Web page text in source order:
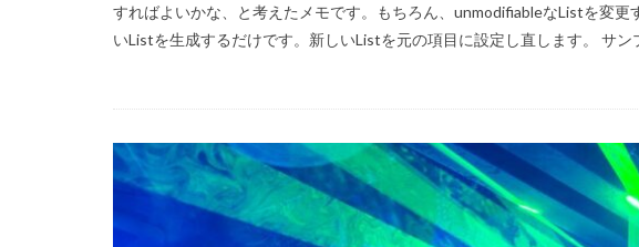
すればよいかな、と考えたメモです。もちろん、unmodifiableなListを変
いListを生成するだけです。新しいListを元の項目に設定し直します。 サ